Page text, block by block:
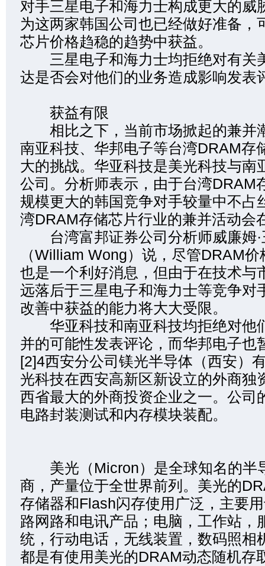
对手三星电子和海力士构成更大的威
为这两家韩国公司也已经做好准备，
芯片价格趋稳的趋势中获益。
三星电子和海力士均拒绝对有关
达是否会对他们的业务造成影响发表
获益有限
相比之下，当前市场掀起的兼并
南亚科技、华邦电子等台湾DRAM存
大的挑战。华亚科技是美光科技与南
公司。分析师表示，由于台湾DRAM
规模更大的韩国竞争对手较量中不占
湾DRAM存储芯片行业的兼并活动会
台湾富邦证券公司分析师威廉姆·
（William Wong）说，尽管DRAM
也是一个利好消息，但由于在技术与
远落后于三星电子和海力士等竞争对
改善中获益的能力将大大受限。
华亚科技和南亚科技均拒绝对他
并的可能性发表评论，而华邦电子也
[2]4西安分公司镁光半导体（西安）
光科技在西安高新区新设立的外商独
西省最大的外商投资企业之一。公司
电路封装测试和内存模块装配。
美光（Micron）是全球知名的半
商，产量位于全世界前列。美光的
存储器和Flash闪存使用广泛，主要
路网路和电讯产品；电脑，工作站，
统，行动电话，无线装置，数码照相
都是有使用美光的DRAM动态随机存